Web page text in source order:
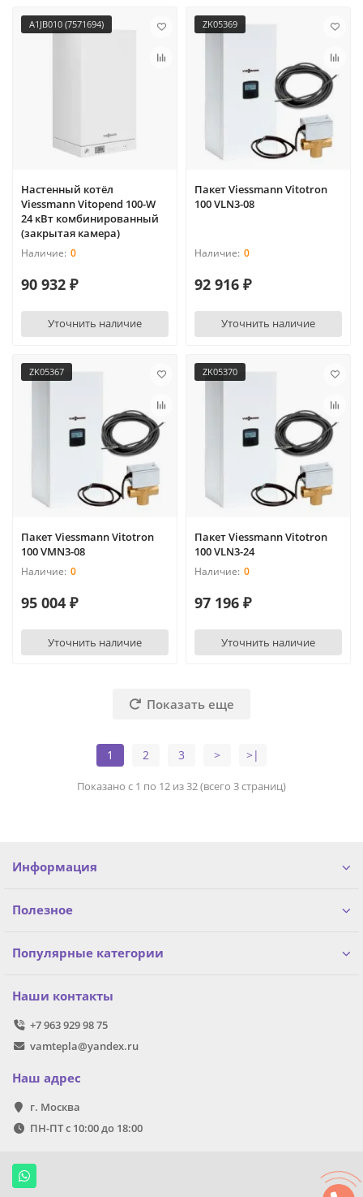
A1JB010 (7571694)
Настенный котёл
Viessmann Vitopend 100-W
24 кВт комбинированный
(закрытая камера)
0
90 932 ₽
Уточнить наличие
ZK05369
Пакет Viessmann Vitotron
100 VLN3-08
0
92 916 ₽
Уточнить наличие
ZK05367
Пакет Viessmann Vitotron
100 VMN3-08
0
95 004 ₽
Уточнить наличие
ZK05370
Пакет Viessmann Vitotron
100 VLN3-24
0
97 196 ₽
Уточнить наличие
Показать еще
1 2 3 > >|
Показано с 1 по 12 из 32 (всего 3 страниц)
Информация
Полезное
Популярные категории
Наши контакты
+7 963 929 98 75
vamtepla@yandex.ru
Наш адрес
г. Москва
ПН-ПТ с 10:00 до 18:00